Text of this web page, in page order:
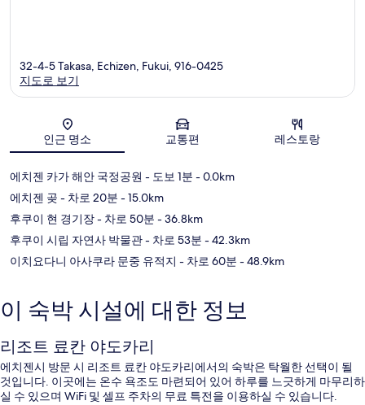
지도
32-4-5 Takasa, Echizen, Fukui, 916-0425
지도로 보기
인근 명소 교통편 레스토랑
에치젠 카가 해안 국정공원 - 도보 1분 - 0.0km
에치젠 곶 - 차로 20분 - 15.0km
후쿠이 현 경기장- 차로 50분 - 36.8km
후쿠이 시립 자연사 박물관- 차로 53분 - 42.3km
이치요다니 아사쿠라 문중 유적지 - 차로 60분 - 48.9km
이 숙박 시설에 대한 정보
리조트 료칸 야도카리
에치젠시 방문 시 리조트 료칸 야도카리에서의 숙박은 탁월한 선택이 될
것입니다. 이곳에는 온수 욕조도 마련되어 있어 하루를 느긋하게 마무리하
실 수 있으며 WiFi 및 셀프 주차의 무료 특전을 이용하실 수 있습니다.